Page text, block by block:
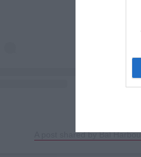
A post shared by Bal